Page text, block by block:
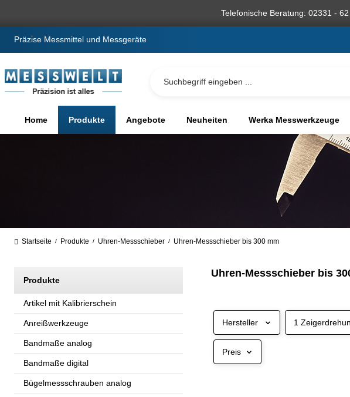
Telefonische Beratung: 02331 -
Präzise Messmittel und Messgeräte
Home Produkte Angebote Neuheiten Werka Messwerkzeuge
Startseite / Produkte / Uhren-Messschieber / Uhren-Messschieber bis 300 mm
Produkte
Artikel mit Kalibrierschein
Anreißwerkzeuge
Bandmaße analog
Bandmaße digital
Bügelmessschrauben analog
Uhren-Messschieber bis
Hersteller 1
Preis